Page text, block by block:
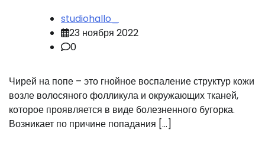
studiohallo_
23 ноября 2022
0
Чирей на попе – это гнойное воспаление структур кожи
возле волосяного фолликула и окружающих тканей,
которое проявляется в виде болезненного бугорка.
Возникает по причине попадания […]